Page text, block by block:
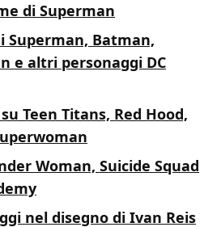
di Superman
Superman, Batman,
e altri personaggi DC
Teen Titans, Red Hood,
Woman, Suicide Squad
nel disegno di Ivan Reis